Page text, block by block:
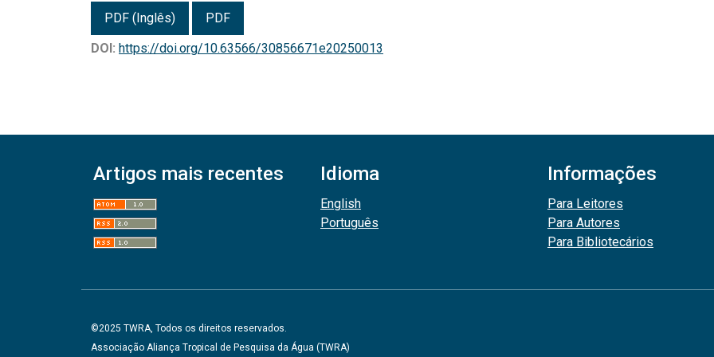
PDF (Inglês)
PDF
DOI: https://doi.org/10.63566/30856671e20250013
Artigos mais recentes Idioma
English
Português
Informações
Para Leitores
Para Autores
Para Bibliotecários
©2025 TWRA, Todos os direitos reservados.
Associação Aliança Tropical de Pesquisa da Água (TWRA)